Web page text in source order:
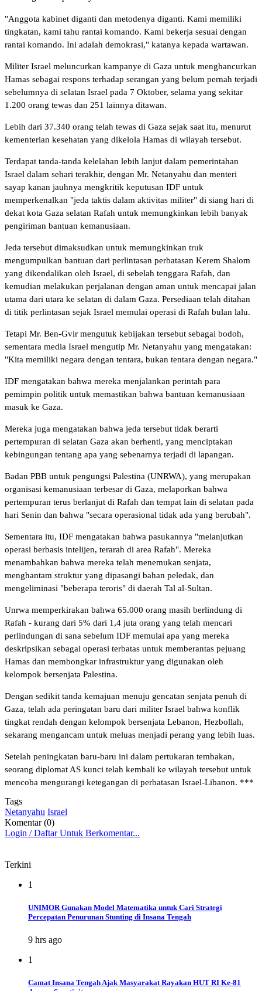
"Anggota kabinet diganti dan metodenya diganti. Kami memiliki
tingkatan, kami tahu rantai komando. Kami bekerja sesuai dengan
rantai komando. Ini adalah demokrasi," katanya kepada wartawan.
Militer Israel meluncurkan kampanye di Gaza untuk menghancurkan
Hamas sebagai respons terhadap serangan yang belum pernah terjadi
sebelumnya di selatan Israel pada 7 Oktober, selama yang sekitar
1.200 orang tewas dan 251 lainnya ditawan.
Lebih dari 37.340 orang telah tewas di Gaza sejak saat itu, menurut
kementerian kesehatan yang dikelola Hamas di wilayah tersebut.
Terdapat tanda-tanda kelelahan lebih lanjut dalam pemerintahan
Israel dalam sehari terakhir, dengan Mr. Netanyahu dan menteri
sayap kanan jauhnya mengkritik keputusan IDF untuk
memperkenalkan "jeda taktis dalam aktivitas militer" di siang hari di
dekat kota Gaza selatan Rafah untuk memungkinkan lebih banyak
pengiriman bantuan kemanusiaan.
Jeda tersebut dimaksudkan untuk memungkinkan truk
mengumpulkan bantuan dari perlintasan perbatasan Kerem Shalom
yang dikendalikan oleh Israel, di sebelah tenggara Rafah, dan
kemudian melakukan perjalanan dengan aman untuk mencapai jalan
utama dari utara ke selatan di dalam Gaza. Persediaan telah ditahan
di titik perlintasan sejak Israel memulai operasi di Rafah bulan lalu.
Tetapi Mr. Ben-Gvir mengutuk kebijakan tersebut sebagai bodoh,
sementara media Israel mengutip Mr. Netanyahu yang mengatakan:
"Kita memiliki negara dengan tentara, bukan tentara dengan negara."
IDF mengatakan bahwa mereka menjalankan perintah para
pemimpin politik untuk memastikan bahwa bantuan kemanusiaan
masuk ke Gaza.
Mereka juga mengatakan bahwa jeda tersebut tidak berarti
pertempuran di selatan Gaza akan berhenti, yang menciptakan
kebingungan tentang apa yang sebenarnya terjadi di lapangan.
Badan PBB untuk pengungsi Palestina (UNRWA), yang merupakan
organisasi kemanusiaan terbesar di Gaza, melaporkan bahwa
pertempuran terus berlanjut di Rafah dan tempat lain di selatan pada
hari Senin dan bahwa "secara operasional tidak ada yang berubah".
Sementara itu, IDF mengatakan bahwa pasukannya "melanjutkan
operasi berbasis intelijen, terarah di area Rafah". Mereka
menambahkan bahwa mereka telah menemukan senjata,
menghantam struktur yang dipasangi bahan peledak, dan
mengeliminasi "beberapa teroris" di daerah Tal al-Sultan.
Unrwa memperkirakan bahwa 65.000 orang masih berlindung di
Rafah - kurang dari 5% dari 1,4 juta orang yang telah mencari
perlindungan di sana sebelum IDF memulai apa yang mereka
deskripsikan sebagai operasi terbatas untuk memberantas pejuang
Hamas dan membongkar infrastruktur yang digunakan oleh
kelompok bersenjata Palestina.
Dengan sedikit tanda kemajuan menuju gencatan senjata penuh di
Gaza, telah ada peringatan baru dari militer Israel bahwa konflik
tingkat rendah dengan kelompok bersenjata Lebanon, Hezbollah,
sekarang mengancam untuk meluas menjadi perang yang lebih luas.
Setelah peningkatan baru-baru ini dalam pertukaran tembakan,
seorang diplomat AS kunci telah kembali ke wilayah tersebut untuk
mencoba mengurangi ketegangan di perbatasan Israel-Libanon. ***
Tags
Netanyahu Israel
Komentar (0)
Login / Daftar Untuk Berkomentar...
Terkini
1
UNIMOR Gunakan Model Matematika untuk Cari Strategi
Percepatan Penurunan Stunting di Insana Tengah
9 hrs ago
1
Camat Insana Tengah Ajak Masyarakat Rayakan HUT RI Ke-81